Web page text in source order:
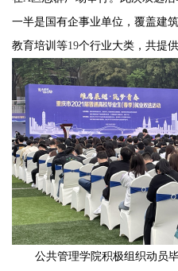
一半是国有企事业单位，覆盖建
教育培训等19个行业大类，共提
公共管理学院积极组织动员